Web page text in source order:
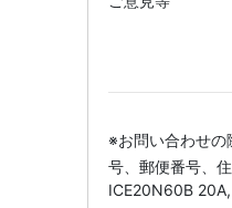
※お問い合わせの
号、郵便番号、
ICE20N60B